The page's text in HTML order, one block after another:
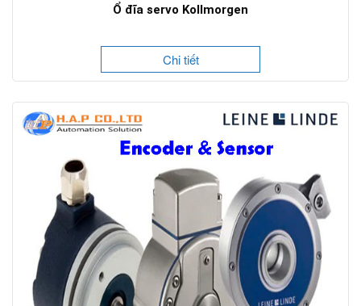
Ổ đĩa servo Kollmorgen
Chi tiết